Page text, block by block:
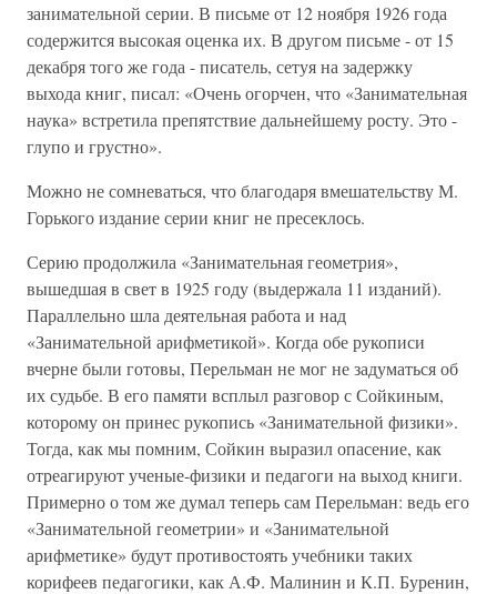
занимательной серии. В письме от 12 ноября 1926 года
содержится высокая оценка их. В другом письме - от 15
декабря того же года - писатель, сетуя на задержку
выхода книг, писал: «Очень огорчен, что «Занимательная
наука» встретила препятствие дальнейшему росту. Это -
глупо и грустно».
Можно не сомневаться, что благодаря вмешательству М.
Горького издание серии книг не пресеклось.
Серию продолжила «Занимательная геометрия»,
вышедшая в свет в 1925 году (выдержала 11 изданий).
Параллельно шла деятельная работа и над
«Занимательной арифметикой». Когда обе рукописи
вчерне были готовы, Перельман не мог не задуматься об
их судьбе. В его памяти всплыл разговор с Сойкиным,
которому он принес рукопись «Занимательной физики».
Тогда, как мы помним, Сойкин выразил опасение, как
отреагируют ученые-физики и педагоги на выход книги.
Примерно о том же думал теперь сам Перельман: ведь его
«Занимательной геометрии» и «Занимательной
арифметике» будут противостоять учебники таких
корифеев педагогики, как А.Ф. Малинин и К.П. Буренин,